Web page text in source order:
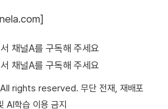
채널A를 구독해 주세요
채널A를 구독해 주세요
rights reserved. 무단 전재, 재배포
AI학습 이용 금지